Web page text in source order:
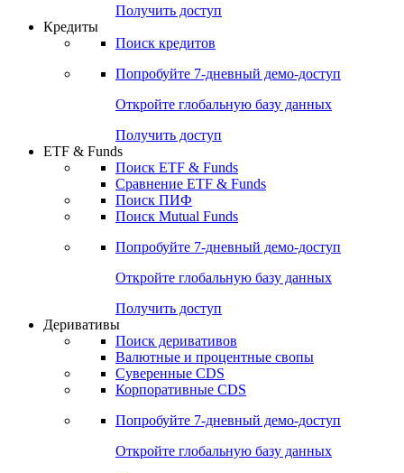
Попробуйте7-дневный
Откройте глобальную базу данных
Получить доступ
Поиск кредитов
Попробуйте7-дневный
Откройте глобальную базу данных
Получить доступ
ETF & Funds
Сравнение ETF & Funds
Поиск Mutual Funds
Попробуйте7-дневный
Откройте глобальную базу данных
Получить доступ
Деривативы
Валютные и процентные свопы
Корпоративные CDS